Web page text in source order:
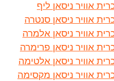
אוויר ניסאן ליף
אוויר ניסאן סנטרה
אוויר ניסאן אלמרה
אוויר ניסאן פרימרה
אוויר ניסאן אלטימה
אוויר ניסאן מקסימה